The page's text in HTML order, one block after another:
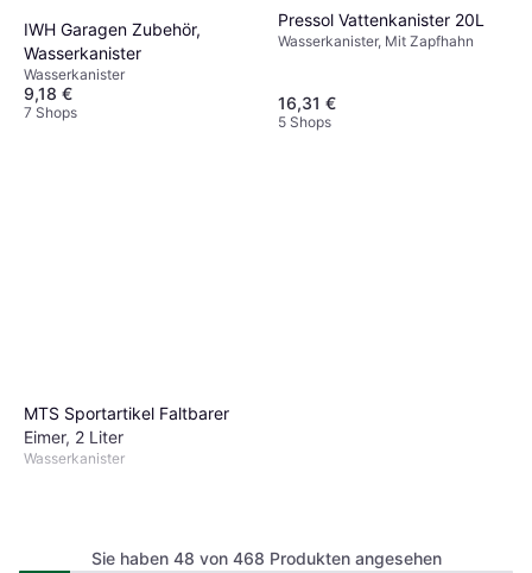
IWH Garagen Zubehör,
Wasserkanister
Wasserkanister
9,18 €
7 Shops
Pressol Vattenkanister 20L
Wasserkanister, Mit Zapfhahn
16,31 €
5 Shops
MTS Sportartikel Faltbarer
Eimer, 2 Liter
Wasserkanister
Sie haben 48 von 468 Produkten angesehen